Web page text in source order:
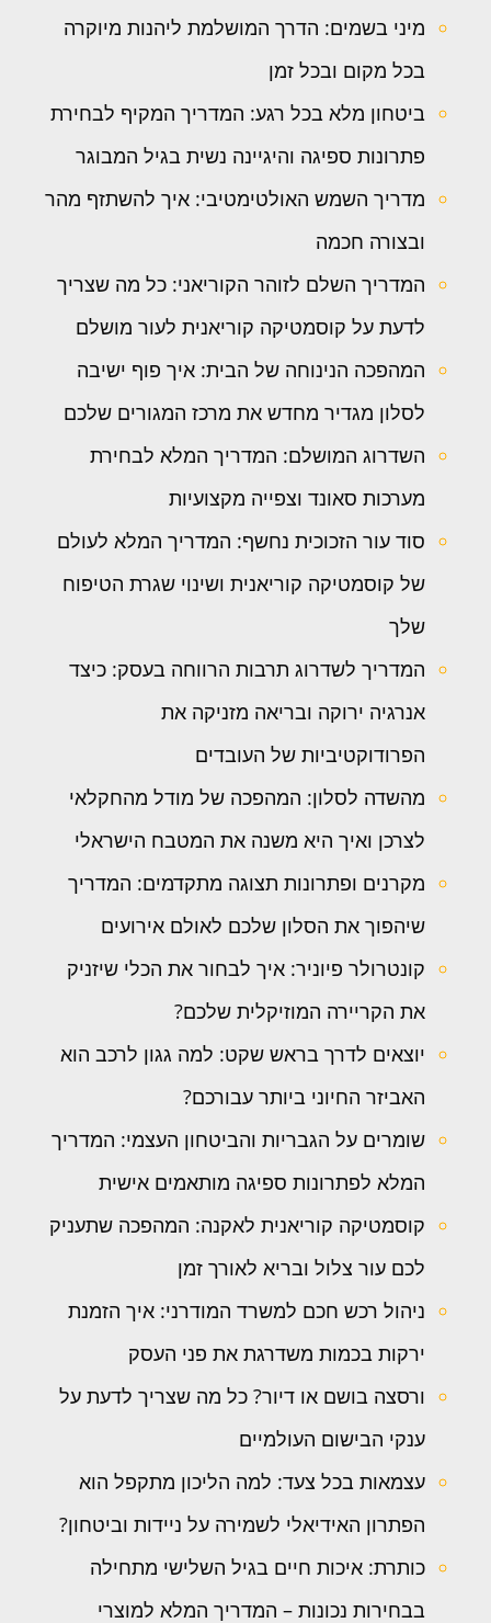
מיני בשמים: הדרך המושלמת ליהנות מיוקרה
בכל מקום ובכל זמן
ביטחון מלא בכל רגע: המדריך המקיף לבחירת
פתרונות ספיגה והיגיינה נשית בגיל המבוגר
מדריך השמש האולטימטיבי: איך להשתזף מהר
ובצורה חכמה
המדריך השלם לזוהר הקוריאני: כל מה שצריך
לדעת על קוסמטיקה קוריאנית לעור מושלם
המהפכה הנינוחה של הבית: איך פוף ישיבה
לסלון מגדיר מחדש את מרכז המגורים שלכם
השדרוג המושלם: המדריך המלא לבחירת
מערכות סאונד וצפייה מקצועיות
סוד עור הזכוכית נחשף: המדריך המלא לעולם
של קוסמטיקה קוריאנית ושינוי שגרת הטיפוח
שלך
המדריך לשדרוג תרבות הרווחה בעסק: כיצד
אנרגיה ירוקה ובריאה מזניקה את
הפרודוקטיביות של העובדים
מהשדה לסלון: המהפכה של מודל מהחקלאי
לצרכן ואיך היא משנה את המטבח הישראלי
מקרנים ופתרונות תצוגה מתקדמים: המדריך
שיהפוך את הסלון שלכם לאולם אירועים
קונטרולר פיוניר: איך לבחור את הכלי שיזניק
את הקריירה המוזיקלית שלכם?
יוצאים לדרך בראש שקט: למה גגון לרכב הוא
האביזר החיוני ביותר עבורכם?
שומרים על הגבריות והביטחון העצמי: המדריך
המלא לפתרונות ספיגה מותאמים אישית
קוסמטיקה קוריאנית לאקנה: המהפכה שתעניק
לכם עור צלול ובריא לאורך זמן
ניהול רכש חכם למשרד המודרני: איך הזמנת
ירקות בכמות משדרגת את פני העסק
ורסצה בושם או דיור? כל מה שצריך לדעת על
ענקי הבישום העולמיים
עצמאות בכל צעד: למה הליכון מתקפל הוא
הפתרון האידיאלי לשמירה על ניידות וביטחון?
כותרת: איכות חיים בגיל השלישי מתחילה
בבחירות נכונות – המדריך המלא למוצרי